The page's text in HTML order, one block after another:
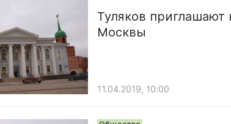
Туляков приглашают
Москвы
11.04.2019, 10:00